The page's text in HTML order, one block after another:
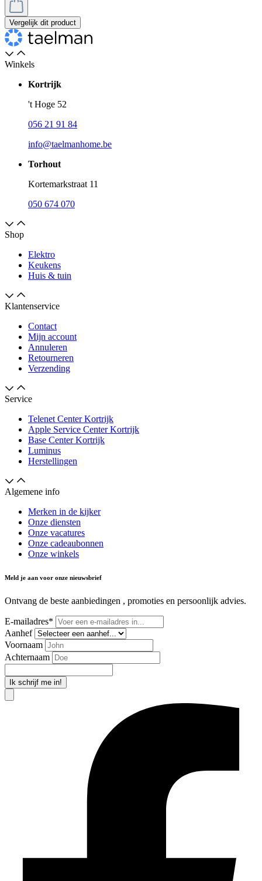
Vergelijk dit product
Winkels
Kortrijk
't Hoge 52
056 21 91 84
info@taelmanhome.be
Torhout
Kortemarkstraat 11
050 674 070
Shop
Elektro
Keukens
Huis & tuin
Klantenservice
Contact
Mijn account
Annuleren
Retourneren
Verzending
Service
Telenet Center Kortrijk
Apple Service Center Kortrijk
Base Center Kortrijk
Luminus
Herstellingen
Algemene info
Merken in de kijker
Onze diensten
Onze vacatures
Onze cadeaubonnen
Onze winkels
Meld je aan voor onze nieuwsbrief
Ontvang de beste aanbiedingen , promoties en persoonlijk advies.
E-mailadres*
Aanhef
Voornaam
Achternaam
Ik schrijf me in!